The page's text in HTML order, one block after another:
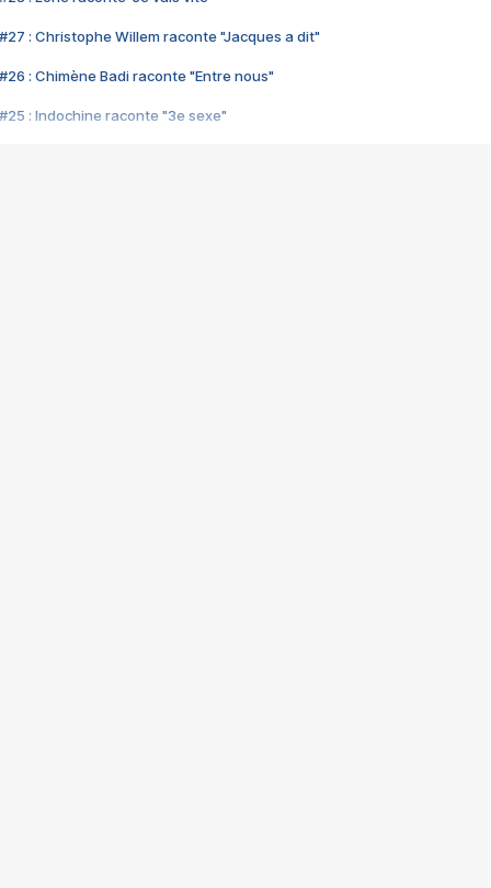
#27 : Christophe Willem raconte "Jacques a dit"
#26 : Chimène Badi raconte "Entre nous"
#25 : Indochine raconte "3e sexe"